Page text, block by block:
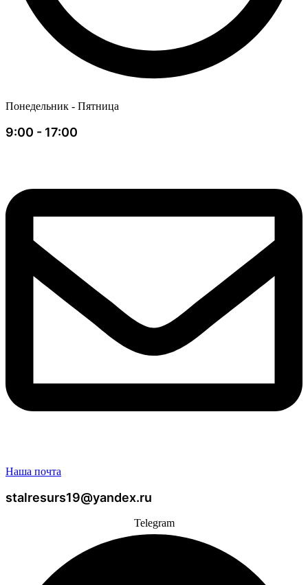
Понедельник - Пятница
9:00 - 17:00
Наша почта
stalresurs19@yandex.ru
Telegram